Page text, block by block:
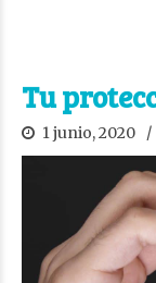
Tu
1 junio, 2020